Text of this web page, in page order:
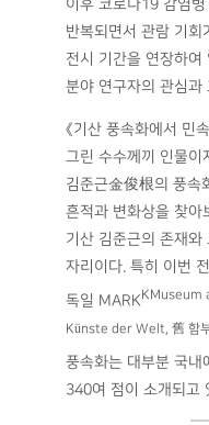
이후 코로나19 감염병
반복되면서 관람 기회
전시 기간을 연장하여
분야 연구자의 관심과
《기산 풍속화에서 민
그린 수수께끼 인물
김준근金俊根의 풍속
흔적과 변화상을 찾아
기산 김준근의 존재
자리이다. 특히 이번
독일 MARKKMuseum
Künste der Welt, 舊 함
풍속화는 대부분 국내
340여 점이 소개되고